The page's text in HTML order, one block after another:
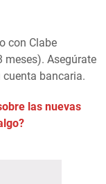
con Clabe
meses). Asegúrate
bancaria.
las nuevas